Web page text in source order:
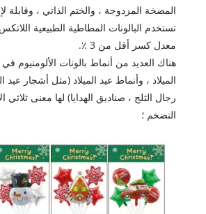
المضخة المزدوجة ، والختم الذاتي ، وقابلة
تستخدم البالونات المطاطية الطبيعية
معدل كسر أقل من 3 ٪.
هناك العديد من أنماط بالونات الألومنيوم
الميلاد ، وأنماط عيد الميلاد (مثل أشجار عيد
رجال الثلج ، صناديق الهدايا) لها معنى ثلاثي
التضخم ؛